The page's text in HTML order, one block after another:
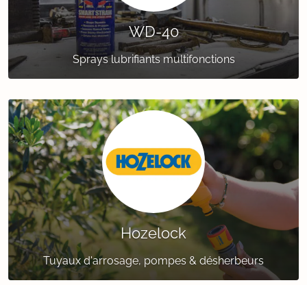
WD-40
Sprays lubrifiants multifonctions
Hozelock
Tuyaux d'arrosage, pompes & désherbeurs